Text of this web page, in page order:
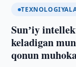
Sunʼiy
keladigan
qonun